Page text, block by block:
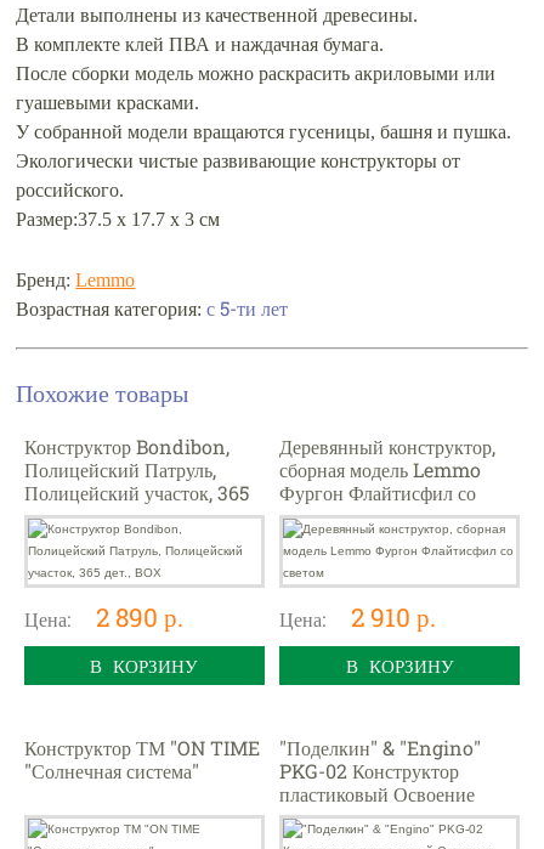
Детали выполнены из качественной древесины.
В комплекте клей ПВА и наждачная бумага.
После сборки модель можно раскрасить акриловыми или
гуашевыми красками.
У собранной модели вращаются гусеницы, башня и пушка.
Экологически чистые развивающие конструкторы от
российского.
Размер:37.5 х 17.7 х 3 см
Бренд:Lemmo
Возрастная категория:с 5-ти лет
Похожие товары
Конструктор Bondibon,
Полицейский Патруль,
Полицейский участок, 365
дет., BOX
Цена: 2 890 р.
В КОРЗИНУ
Деревянный конструктор,
сборная модель Lemmo
Фургон Флайтисфил со
светом
Цена: 2 910 р.
В КОРЗИНУ
Конструктор ТМ "ON TIME
"Солнечная система"
"Поделкин" & "Engino"
PKG-02 Конструктор
пластиковый Освоение
космоса 173 элемент.